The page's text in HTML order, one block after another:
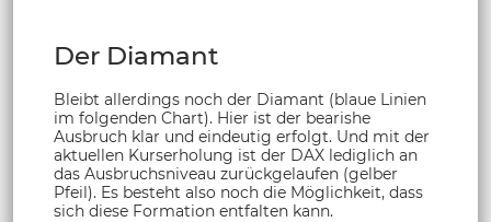
Der Diamant
Bleibt allerdings noch der Diamant (blaue Linien
im folgenden Chart). Hier ist der bearishe
Ausbruch klar und eindeutig erfolgt. Und mit der
aktuellen Kurserholung ist der DAX lediglich an
das Ausbruchsniveau zurückgelaufen (gelber
Pfeil). Es besteht also noch die Möglichkeit, dass
sich diese Formation entfalten kann.